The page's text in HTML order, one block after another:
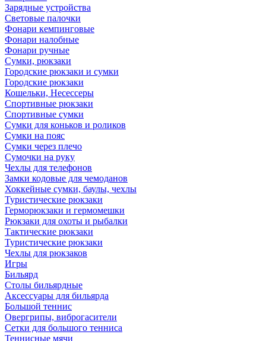
Зарядные устройства
Световые палочки
Фонари кемпинговые
Фонари налобные
Фонари ручные
Сумки, рюкзаки
Городские рюкзаки и сумки
Городские рюкзаки
Кошельки, Несессеры
Спортивные рюкзаки
Спортивные сумки
Сумки для коньков и роликов
Сумки на пояс
Сумки через плечо
Сумочки на руку
Чехлы для телефонов
Замки кодовые для чемоданов
Хоккейные сумки, баулы, чехлы
Туристические рюкзаки
Герморюкзаки и гермомешки
Рюкзаки для охоты и рыбалки
Тактические рюкзаки
Туристические рюкзаки
Чехлы для рюкзаков
Игры
Бильярд
Столы бильярдные
Аксессуары для бильярда
Большой теннис
Овергрипы, виброгасители
Сетки для большого тенниса
Теннисные мячи